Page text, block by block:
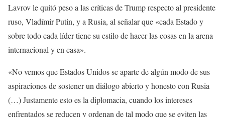
Lavrov le quitó peso a las críticas de Trump respecto al presidente
ruso, Vladímir Putin, y a Rusia, al señalar que «cada Estado y
sobre todo cada líder tiene su estilo de hacer las cosas en la arena
internacional y en casa».
«No vemos que Estados Unidos se aparte de algún modo de sus
aspiraciones de sostener un diálogo abierto y honesto con Rusia
(…) Justamente esto es la diplomacia, cuando los intereses
enfrentados se reducen y ordenan de tal modo que se eviten las